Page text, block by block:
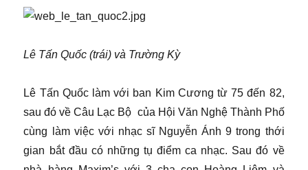
Lê Tấn Quốc (trái) và Trường Kỳ
Lê Tấn Quốc làm với ban Kim Cương từ 75 đến 82,
sau đó về Câu Lạc Bộ của Hội Văn Nghệ Thành Phố
cùng làm việc với nhạc sĩ Nguyễn Ánh 9 trong thới
gian bắt đầu có những tụ điểm ca nhạc. Sau đó về